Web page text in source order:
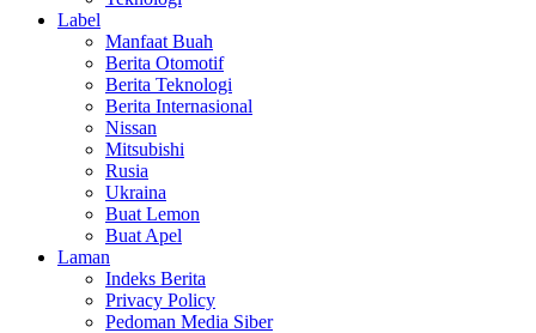
Label
Manfaat Buah
Berita Otomotif
Berita Teknologi
Berita Internasional
Nissan
Mitsubishi
Rusia
Ukraina
Buat Lemon
Buat Apel
Laman
Indeks Berita
Privacy Policy
Pedoman Media Siber